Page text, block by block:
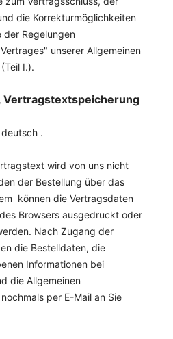
die Korrekturmöglichkeiten
Regelungen
unserer Allgemeinen
I.).
Vertragstextspeicherung
deutsch .
wird von uns nicht
der Bestellung über das
können die Vertragsdaten
Browsers ausgedruckt oder
Nach Zugang der
die Bestelldaten, die
Informationen bei
die Allgemeinen
per E-Mail an Sie